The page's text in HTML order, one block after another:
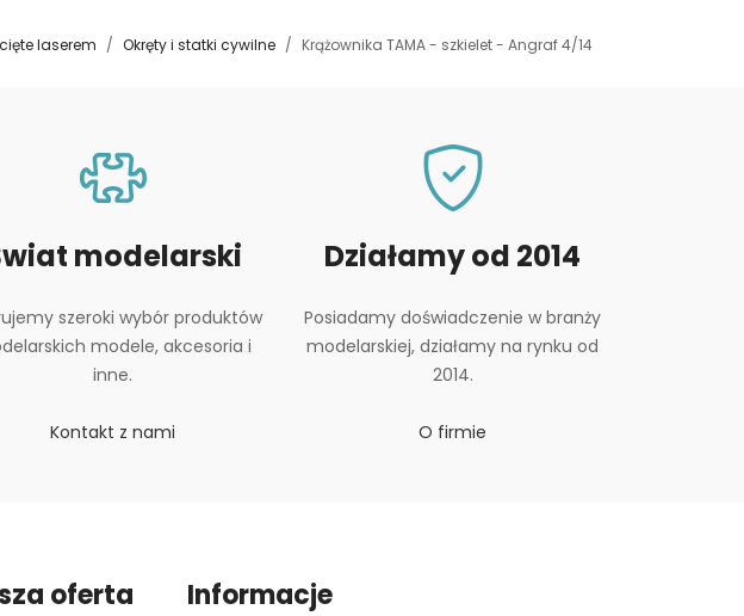
laserem Okręty i statki cywilne Krążownika TAMA - szkielet - Angraf 4/14
modelarski
szeroki wybór produktów
modele, akcesoria i
inne.
Kontakt z nami
Działamy od 2014
Posiadamy doświadczenie w branży
modelarskiej, działamy na rynku od
2014.
O firmie
oferta Informacje